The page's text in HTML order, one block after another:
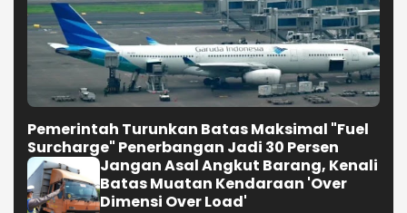
Pemerintah Turunkan Batas Maksimal "Fuel
Surcharge" Penerbangan Jadi 30 Persen
Jangan Asal Angkut Barang, Kenali
Batas Muatan Kendaraan 'Over
Dimensi Over Load'